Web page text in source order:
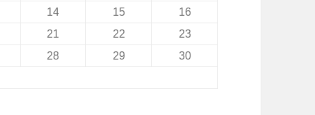
14 15
16
21 22
23
28 29
30